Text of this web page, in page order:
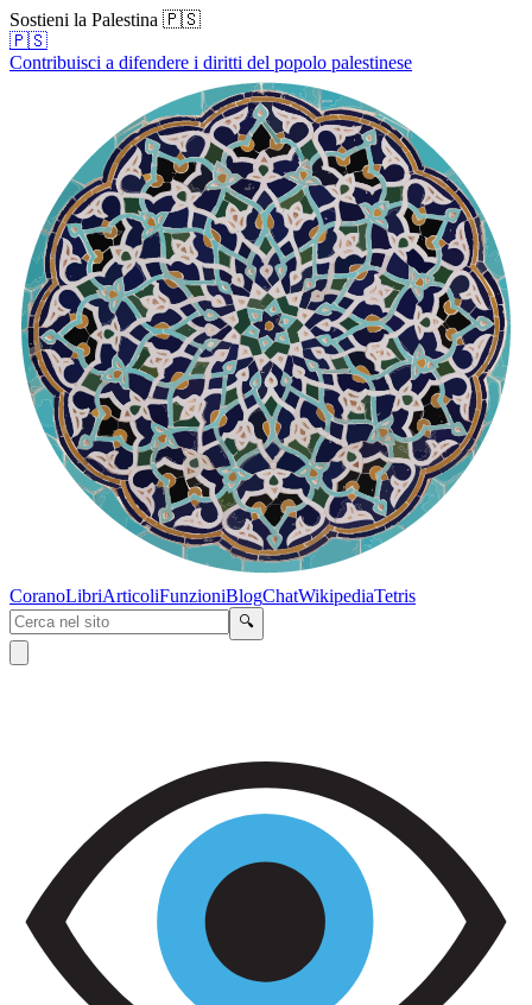
Sostieni la Palestina 🇵🇸
🇵🇸
Contribuisci a difendere i diritti del popolo palestinese
CoranoLibriArticoliFunzioniBlogChatWikipediaTetris
🔍